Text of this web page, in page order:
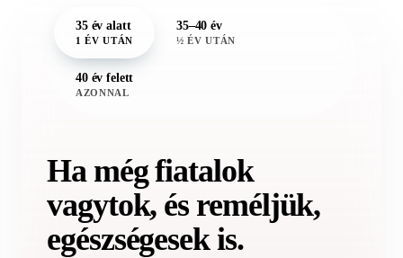
35 év alatt
1 ÉV UTÁN
35–40 év
½ ÉV UTÁN
40 év felett
AZONNAL
Ha mégfiatalok
vagytok, és reméljük,
egészségesek is.